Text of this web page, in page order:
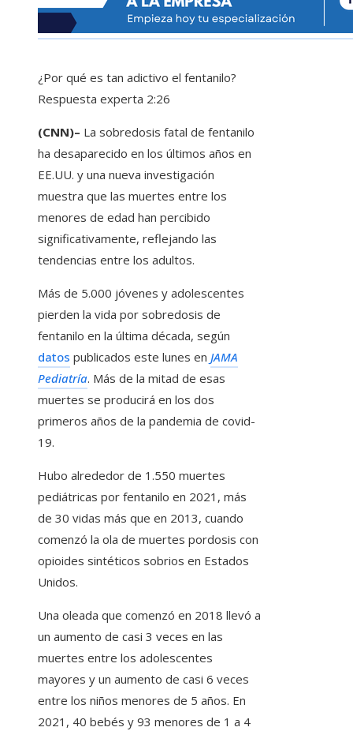
¿Por qué es tan adictivo el fentanilo?
Respuesta experta 2:26
(CNN)– La sobredosis fatal de fentanilo
ha desaparecido en los últimos años en
EE.UU. y una nueva investigación
muestra que las muertes entre los
menores de edad han percibido
significativamente, reflejando las
tendencias entre los adultos.
Más de 5.000 jóvenes y adolescentes
pierden la vida por sobredosis de
fentanilo en la última década, según
datos publicados este lunes en JAMA
Pediatría. Más de la mitad de esas
muertes se producirá en los dos
primeros años de la pandemia de covid-
19.
Hubo alrededor de 1.550 muertes
pediátricas por fentanilo en 2021, más
de 30 vidas más que en 2013, cuando
comenzó la ola de muertes pordosis con
opioides sintéticos sobrios en Estados
Unidos.
Una oleada que comenzó en 2018 llevó a
un aumento de casi 3 veces en las
muertes entre los adolescentes
mayores y un aumento de casi 6 veces
entre los niños menores de 5 años. En
2021, 40 bebés y 93 menores de 1 a 4